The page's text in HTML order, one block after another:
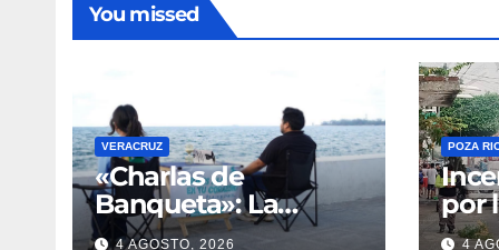
You missed
VERACRUZ
«Charlas de
Banqueta»: La
iniciativa que lleva la
4 AGOSTO, 2026
POZA
por
4